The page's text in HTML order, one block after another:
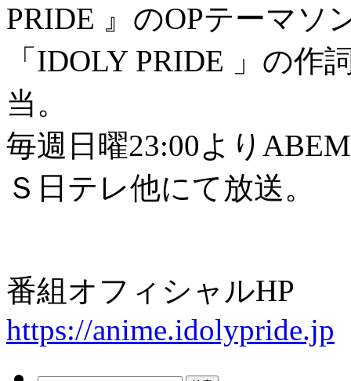
PRIDE 』のOPテーマソ
「IDOLY PRIDE 」の
当。
毎週日曜23:00より
Ｓ日テレ他にて放送。
番組オフィシャルHP
https://anime.idolypride.jp